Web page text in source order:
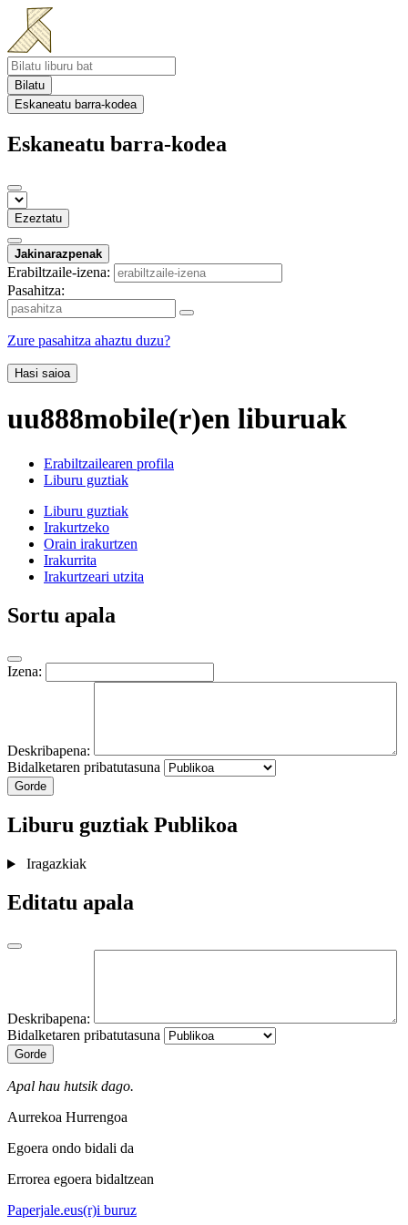
Bilatu
Eskaneatu barra-kodea
Eskaneatu barra-kodea
Ezeztatu
Jakinarazpenak
Erabiltzaile-izena:
Pasahitza:
Zure pasahitza ahaztu duzu?
Hasi saioa
uu888mobile(r)en liburuak
Erabiltzailearen profila
Liburu guztiak
Liburu guztiak
Irakurtzeko
Orain irakurtzen
Irakurrita
Irakurtzeari utzita
Sortu apala
Izena:
Deskribapena:
Bidalketaren pribatutasuna
Gorde
Liburu guztiakPublikoa
Iragazkiak
Editatu apala
Deskribapena:
Bidalketaren pribatutasuna
Gorde
Apal hau hutsik dago.
Aurrekoa Hurrengoa
Egoera ondo bidali da
Errorea egoera bidaltzean
Paperjale.eus(r)i buruz